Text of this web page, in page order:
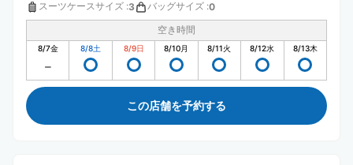
スーツケースサイズ :3 バッグサイズ :0
空き時間
8/7金 8/8土 8/9日 8/10月 8/11火 8/12水 8/13木
この店舗を予約する